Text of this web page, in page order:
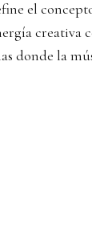
el
creativa
donde la